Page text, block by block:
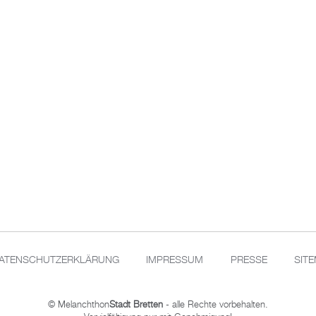
IMPRESSUM PRESSE
© MelanchthonStadt Bretten - alle Rechte vorbehalten.